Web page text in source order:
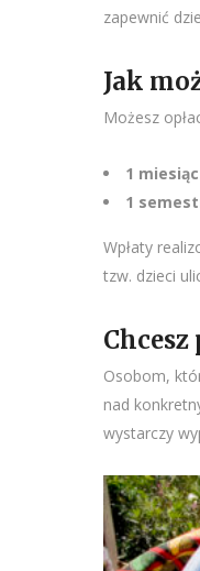
zapewnić
Jak
Możesz
1
1
Wpłaty
tzw. dzieci
Osobom,
nad
wystarczy